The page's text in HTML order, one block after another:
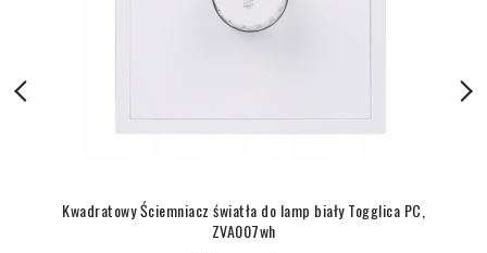
Kwadratowy Ściemniacz światła do lamp biały Togglica PC,
ZVA007wh